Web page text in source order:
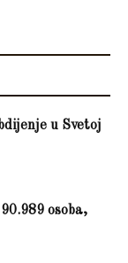
u Svetoj
osoba,